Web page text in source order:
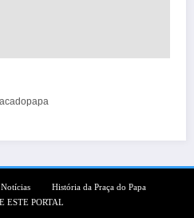
в Онлайн Казино Pin Up
Notícias
História da Praça do Papa